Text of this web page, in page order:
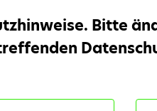
Bitte